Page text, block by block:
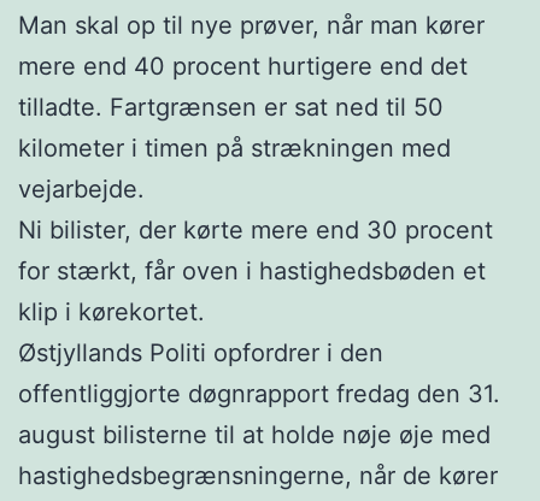
Man skal op til nye prøver, når man kører
mere end 40 procent hurtigere end det
tilladte. Fartgrænsen er sat ned til 50
kilometer i timen på strækningen med
vejarbejde.
Ni bilister, der kørte mere end 30 procent
for stærkt, får oven i hastighedsbøden et
klip i kørekortet.
Østjyllands Politi opfordrer i den
offentliggjorte døgnrapport fredag den 31.
august bilisterne til at holde nøje øje med
hastighedsbegrænsningerne, når de kører